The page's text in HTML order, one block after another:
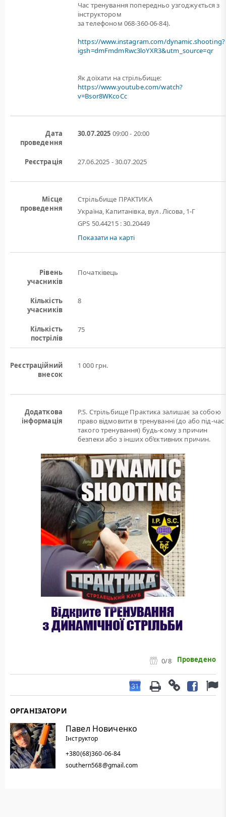
Час тренування попередньо узгоджується з
інструктором
за телефоном 068-360-06-84).
https://www.instagram.com/dynamic.shooting?
igsh=dmFmdmRwc3loYXR3&utm_source=qr
Як доїхати на стрільбище:
https://www.youtube.com/watch?
v=Bsor8WKcoCc
Дата
проведення
30.07.2025 09:00 - 20:00
Реєстрація 27.06.2025 - 30.07.2025
Місце
проведення
Стрільбище ПРАКТИКА
Україна, Капитанівка, вул. Лісова, 1-Г
GPS 50.44215 : 30.20449
Показати на карті
Рівень
учасників
Початківець
Кількість
учасників
8
Кількість
пострілів
75
Реєстраційний
внесок
1 000 грн.
Додаткова
інформація
P.S. Стрільбище Практика залишає за собою
право відмовити в тренуванні (до або під-час
такого тренування) будь-кому з причин
безпеки або з інших об’єктивних причин.
0/8 Проведено
ОРГАНІЗАТОРИ
Павел Новиченко
Інструктор
+380(68)360-06-84
southern568@gmail.com